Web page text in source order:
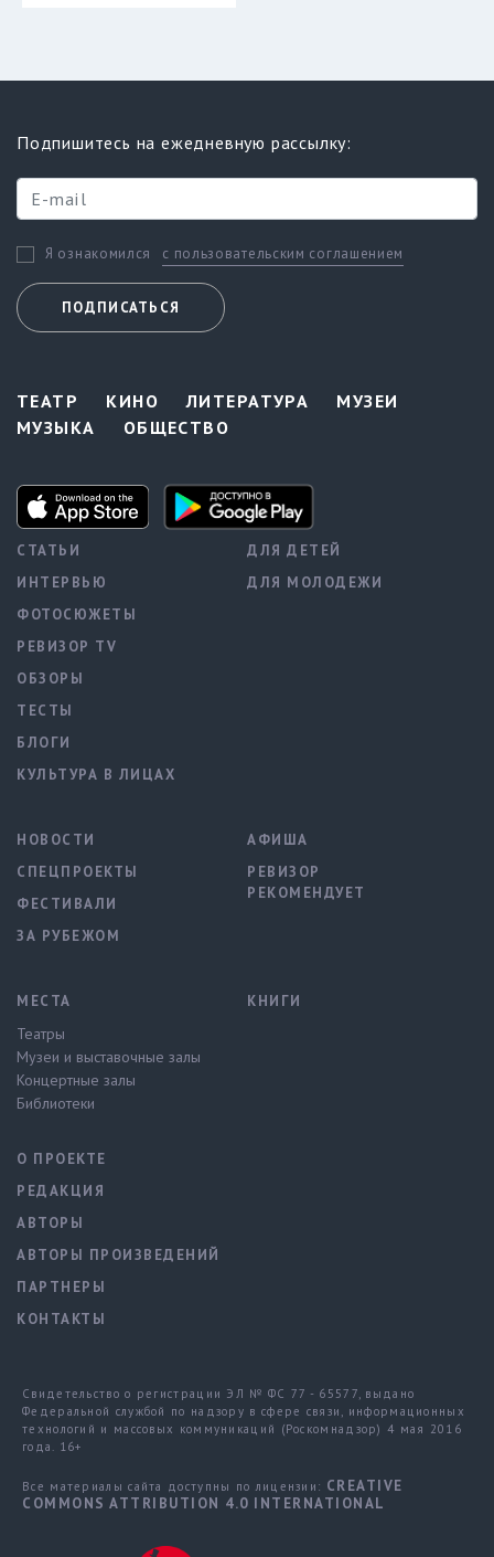
Подпишитесь на ежедневную рассылку:
Я ознакомился с пользовательским соглашением
ПОДПИСАТЬСЯ
ТЕАТР КИНО ЛИТЕРАТУРА
МУЗЕИ
МУЗЫКА
ОБЩЕСТВО
СТАТЬИ
ИНТЕРВЬЮ
ФОТОСЮЖЕТЫ
РЕВИЗОР TV
ОБЗОРЫ
ТЕСТЫ
БЛОГИ
КУЛЬТУРА В ЛИЦАХ
ДЛЯ ДЕТЕЙ
ДЛЯ МОЛОДЕЖИ
НОВОСТИ
СПЕЦПРОЕКТЫ
ФЕСТИВАЛИ
ЗА РУБЕЖОМ
АФИША
РЕВИЗОР
РЕКОМЕНДУЕТ
МЕСТА
Театры
Музеи и выставочные залы
Концертные залы
Библиотеки
КНИГИ
О ПРОЕКТЕ
РЕДАКЦИЯ
АВТОРЫ
АВТОРЫ ПРОИЗВЕДЕНИЙ
ПАРТНЕРЫ
КОНТАКТЫ
Свидетельство о регистрации ЭЛ № ФС 77 - 65577, выдано
Федеральной службой по надзору в сфере связи, информационных
технологий и массовых коммуникаций (Роскомнадзор) 4 мая 2016
года. 16+
Все материалы сайта доступны по лицензии: CREATIVE
COMMONS ATTRIBUTION 4.0 INTERNATIONAL